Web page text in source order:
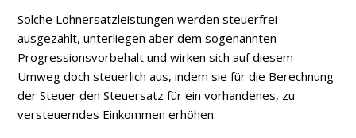
Solche Lohnersatzleistungen werden steuerfrei
ausgezahlt, unterliegen aber dem sogenannten
Progressionsvorbehalt und wirken sich auf diesem
Umweg doch steuerlich aus, indem sie für die Berechnung
der Steuer den Steuersatz für ein vorhandenes, zu
versteuerndes Einkommen erhöhen.